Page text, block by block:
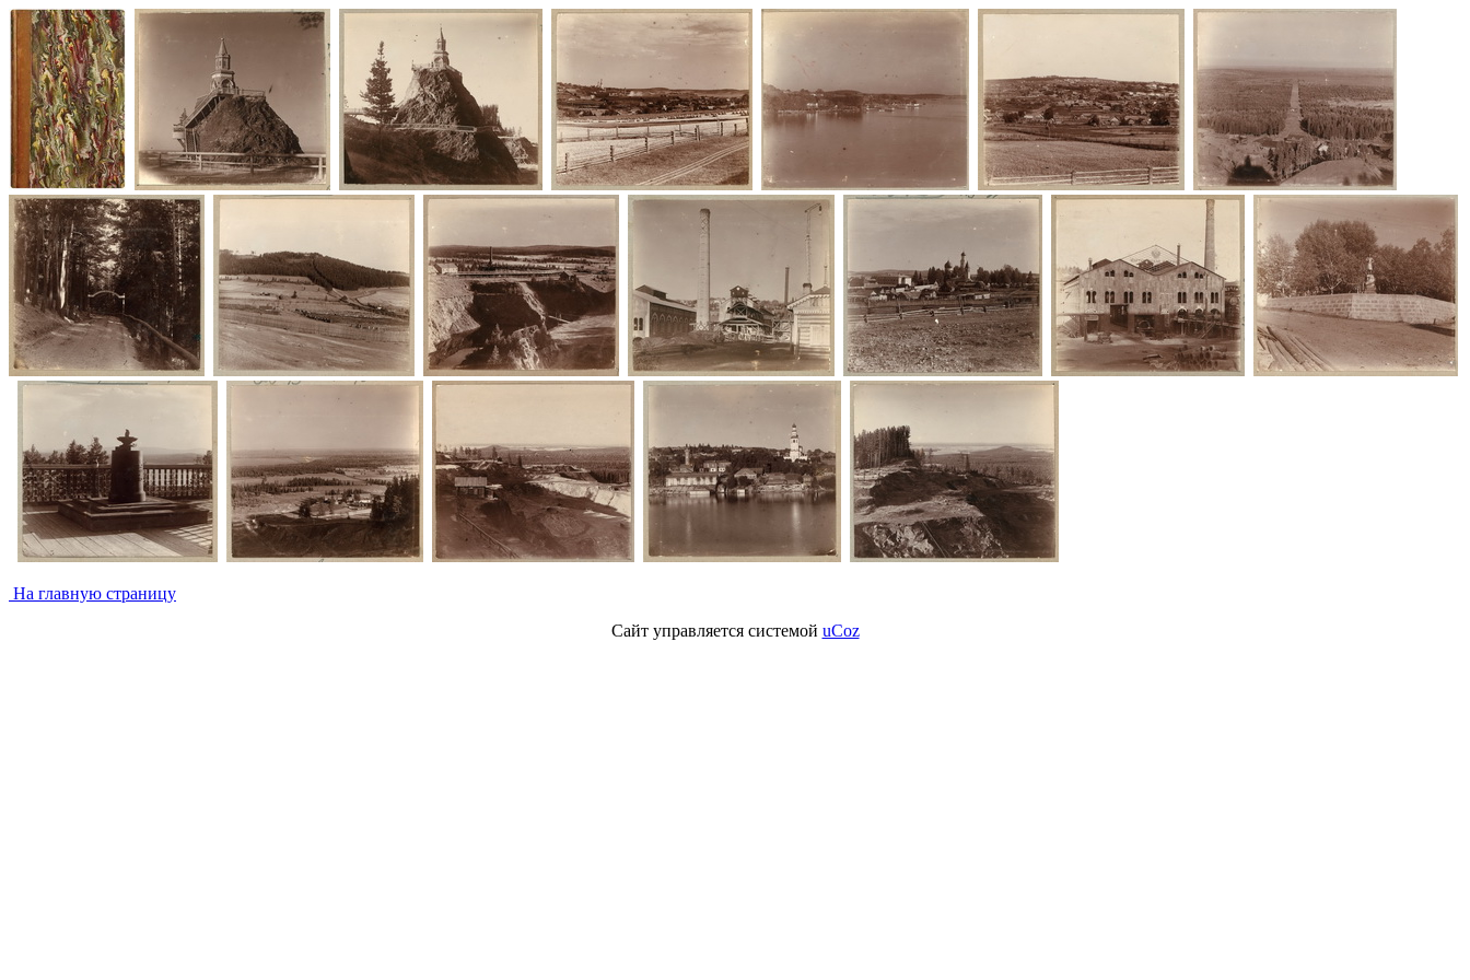
На главную страницу
Сайт управляется системой uCoz